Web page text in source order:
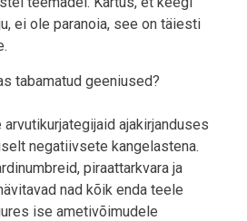
ei ole paranoia, see on täiesti
tabamatud geeniused?
arvutikurjategijaid ajakirjanduses
negatiivsete kangelastena.
piraattarkvara ja
nad kõik enda teele
ise ametivõimudele